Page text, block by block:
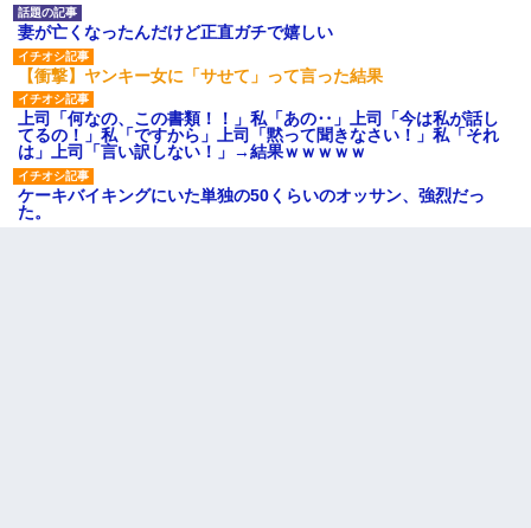
妻が亡くなったんだけど正直ガチで嬉しい
【衝撃】ヤンキー女に「サせて」って言った結果
上司「何なの、この書類！！」私「あの‥」上司「今は私が話し
てるの！」私「ですから」上司「黙って聞きなさい！」私「それ
は」上司「言い訳しない！」→結果ｗｗｗｗｗ
ケーキバイキングにいた単独の50くらいのオッサン、強烈だっ
た。